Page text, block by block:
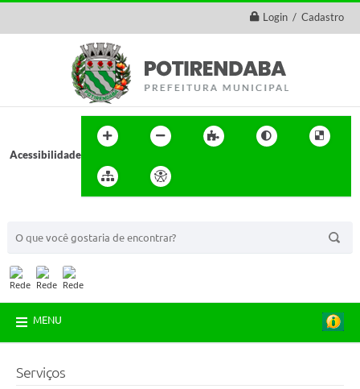
Login / Cadastro
Acessibilidade
MENU
Serviços